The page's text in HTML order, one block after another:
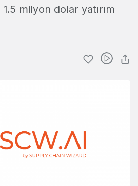
1.5 milyon dolar yatırım